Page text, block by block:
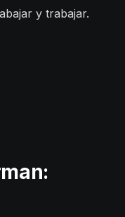
y trabajar.